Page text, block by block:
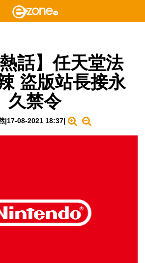
熱話】任天堂法
盜版站長接永
久禁令
|17-08-2021 18:37|